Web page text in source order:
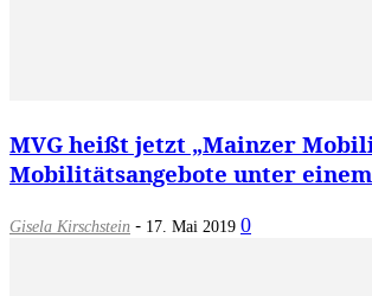
MVG heißt jetzt „Mainzer
Mobilitätsangebote unter
Gisela Kirschstein - 17. Mai 2019 0